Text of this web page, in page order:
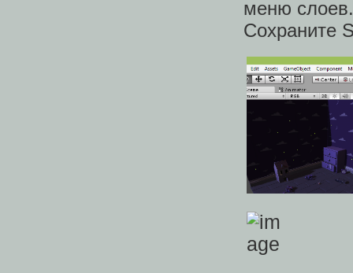
меню слоев.
Сохраните